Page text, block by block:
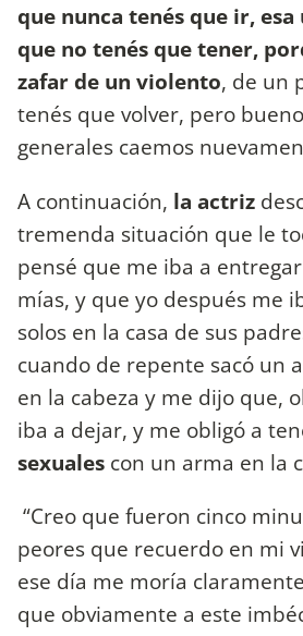
que nunca tenés que ir,
que no tenés que tener,
zafar de un violento, de un
tenés que volver, pero
generales caemos
A continuación, la actriz
tremenda situación que le
pensé que me iba a
mías, y que yo después me
solos en la casa de sus
cuando de repente sacó un
en la cabeza y me dijo que,
iba a dejar, y me obligó a
sexuales con un arma en la
“Creo que fueron cinco
peores que recuerdo en mi
ese día me moría
que obviamente a este